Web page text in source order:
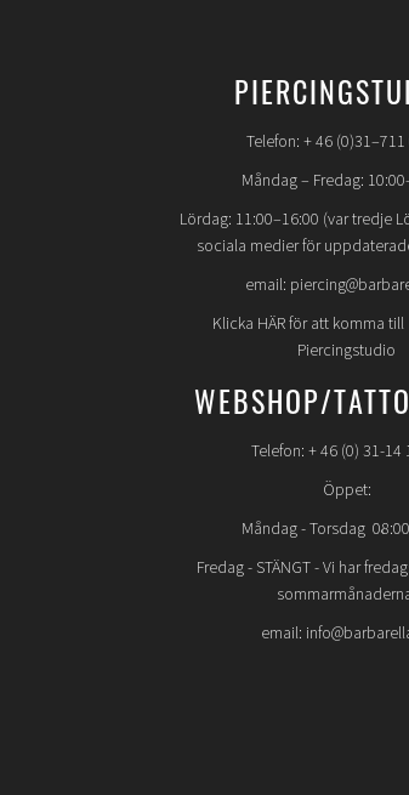
Telefon: + 46
Måndag – Fredag:
Lördag: 11:00–16:00 (var tredje
sociala medier för
email:
Klicka HÄR för att komma
Piercingstudio
WEBSHOP/
Telefon: + 46 (0) 31-14
Öppet:
Måndag - Torsdag
Fredag - STÄNGT- Vi har
email: